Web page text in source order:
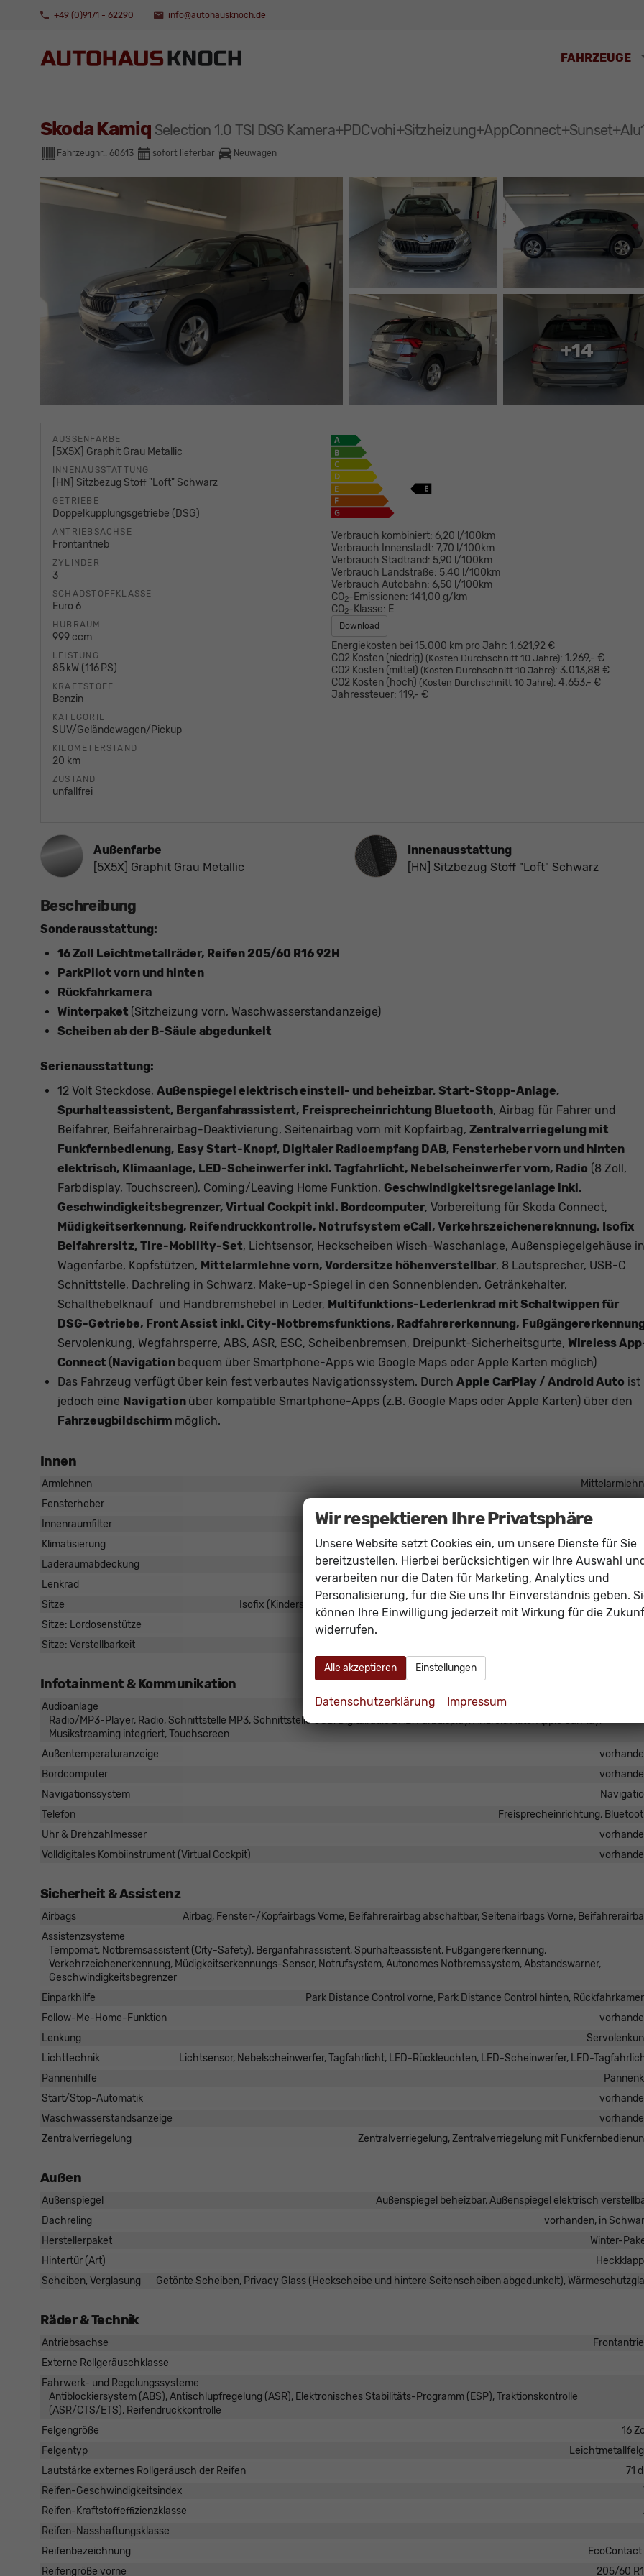
+49 (0)9171 - 62290 info@autohausknoch.de
FAHRZEUGE
Skoda Kamiq Selection 1.0 TSI DSG
Fahrzeugnr.: 60613 sofort lieferbar Neuwagen
+14
AUSSENFARBE
[5X5X] Graphit Grau Metallic
INNENAUSSTATTUNG
[HN] Sitzbezug Stoff "Loft" Schwarz
GETRIEBE
Doppelkupplungsgetriebe (DSG)
ANTRIEBSACHSE
Frontantrieb
ZYLINDER
3
SCHADSTOFFKLASSE
Euro 6
HUBRAUM
999 ccm
LEISTUNG
85 kW (116 PS)
KRAFTSTOFF
Benzin
KATEGORIE
SUV/Geländewagen/Pickup
KILOMETERSTAND
20 km
ZUSTAND
unfallfrei
Verbrauch kombiniert: 6,20 l/100km
Verbrauch Innenstadt: 7,70 l/100km
Verbrauch Stadtrand: 5,90 l/100km
Verbrauch Landstraße: 5,40 l/100km
Verbrauch Autobahn: 6,50 l/100km
CO2-Emissionen: 141,00 g/km
CO2-Klasse: E
Download
Energiekosten bei 15.000 km pro Jahr: 1.621,92 €
CO2 Kosten (niedrig) (Kosten Durchschnitt 10 Jahre): 1.269,- €
CO2 Kosten (mittel) (Kosten Durchschnitt 10 Jahre): 3.013,88 €
CO2 Kosten (hoch) (Kosten Durchschnitt 10 Jahre): 4.653,- €
Jahressteuer: 119,- €
Außenfarbe
[5X5X] Graphit Grau Metallic
Innenausstattung
Innenausstattung
[HN] Sitzbezug Stoff "Loft" Schwarz
Beschreibung
Sonderausstattung:
16 Zoll Leichtmetallräder, Reifen 205/60 R16 92H
ParkPilot vorn und hinten
Rückfahrkamera
Winterpaket (Sitzheizung vorn, Waschwasserstandanzeige)
Scheiben ab der B-Säule abgedunkelt
Serienausstattung:
12 Volt Steckdose, Außenspiegel elektrisch einstell- und beheizbar, Start-Stopp-Anlage,
Spurhalteassistent, Berganfahrassistent, Freisprecheinrichtung Bluetooth, Airbag für Fahrer und
Beifahrer, Beifahrerairbag-Deaktivierung, Seitenairbag vorn mit Kopfairbag, Zentralverriegelung mit
Funkfernbedienung, Easy Start-Knopf, Digitaler Radioempfang DAB, Fensterheber vorn und hinten
elektrisch, Klimaanlage, LED-Scheinwerfer inkl. Tagfahrlicht, Nebelscheinwerfer vorn, Radio (8 Zoll,
Farbdisplay, Touchscreen), Coming/Leaving Home Funktion, Geschwindigkeitsregelanlage inkl.
Geschwindigkeitsbegrenzer, Virtual Cockpit inkl. Bordcomputer, Vorbereitung für Skoda Connect,
Müdigkeitserkennung, Reifendruckkontrolle, Notrufsystem eCall, Verkehrszeichenereknnung, Isofix
Beifahrersitz, Tire-Mobility-Set, Lichtsensor, Heckscheiben Wisch-Waschanlage, Außenspiegelgehäuse in
Wagenfarbe, Kopfstützen, Mittelarmlehne vorn, Vordersitze höhenverstellbar, 8 Lautsprecher, USB-C
Schnittstelle, Dachreling in Schwarz, Make-up-Spiegel in den Sonnenblenden, Getränkehalter,
Schalthebelknauf und Handbremshebel in Leder, Multifunktions-Lederlenkrad mit Schaltwippen für
DSG-Getriebe, Front Assist inkl. City-Notbremsfunktions, Radfahrererkennung,
Servolenkung, Wegfahrsperre, ABS, ASR, ESC, Scheibenbremsen, Dreipunkt-Sicherheitsgurte, Wireless
Connect (Navigation bequem über Smartphone-Apps wie Google Maps oder Apple Karten möglich)
Das Fahrzeug verfügt über kein fest verbautes Navigationssystem. Durch Apple CarPlay / Android Auto ist
jedoch eine Navigation über kompatible Smartphone-Apps (z.B. Google Maps oder Apple Karten) über den
Fahrzeugbildschirm möglich.
Innen
Armlehnen
Fensterheber
Innenraumfilter
Klimatisierung
Klimaanlage manuell
Laderaumabdeckung
Lenkrad
in Leder, höhenverstellbar, mit Multifunktionen, mit Schaltwippen
Sitze
Isofix (Kindersitzbefestigung), Rücksitzbank hinten geteilt, Sitzheizung, Isofix Beifahrersitz
Sitze: Lordosenstütze
Sitze: Verstellbarkeit
Infotainment & Kommunikation
Audioanlage
Radio/MP3-Player, Radio, Schnittstelle MP3, Schnittstelle USB, Digitalradio DAB, Farbdisplay, Android Auto, Apple CarPlay,
Musikstreaming integriert, Touchscreen
Außentemperaturanzeige
Bordcomputer
Navigationssystem
Telefon
Freisprecheinrichtung,
Uhr & Drehzahlmesser
Volldigitales Kombiinstrument (Virtual Cockpit)
Sicherheit & Assistenz
Airbags
Airbag, Fenster-/Kopfairbags Vorne, Beifahrerairbag abschaltbar, Seitenairbags Vorne,
Assistenzsysteme
Tempomat, Notbremsassistent (City-Safety), Berganfahrassistent, Spurhalteassistent, Fußgängererkennung,
Verkehrzeichenerkennung, Müdigkeitserkennungs-Sensor, Notrufsystem, Autonomes Notbremssystem, Abstandswarner,
Geschwindigkeitsbegrenzer
Einparkhilfe
Park Distance Control vorne, Park Distance Control hinten,
Follow-Me-Home-Funktion
Lenkung
Lichttechnik
Lichtsensor, Nebelscheinwerfer, Tagfahrlicht, LED-Rückleuchten, LED-Scheinwerfer, LED-
Pannenhilfe
Start/Stop-Automatik
Waschwasserstandsanzeige
Zentralverriegelung
Zentralverriegelung, Zentralverriegelung mit
Außen
Außenspiegel
Außenspiegel beheizbar, Außenspiegel elektrisch
Dachreling
vorhanden, in
Herstellerpaket
Winter-
Hintertür (Art)
Scheiben, Verglasung
Getönte Scheiben, Privacy Glass (Heckscheibe und hintere Seitenscheiben abgedunkelt),
Räder & Technik
Antriebsachse
Externe Rollgeräuschklasse
Fahrwerk- und Regelungssysteme
Antiblockiersystem (ABS), Antischlupfregelung (ASR), Elektronisches Stabilitäts-Programm (ESP), Traktionskontrolle
(ASR/CTS/ETS), Reifendruckkontrolle
Felgengröße
16 Zoll
Felgentyp
Lautstärke externes Rollgeräusch der Reifen
71
Reifen-Geschwindigkeitsindex
Reifen-Kraftstoffeffizienzklasse
Reifen-Nasshaftungsklasse
Reifenbezeichnung
EcoContact
Reifengröße vorne
205/60
Wir respektieren Ihre Privatsphäre
Unsere Website setzt Cookies ein, um unsere Dienste für Sie
bereitzustellen. Hierbei berücksichtigen wir Ihre Auswahl
verarbeiten nur die Daten für Marketing, Analytics und
Personalisierung, für die Sie uns Ihr Einverständnis geben.
können Ihre Einwilligung jederzeit mit Wirkung für die
widerrufen.
Alle akzeptieren Einstellungen
Datenschutzerklärung Impressum